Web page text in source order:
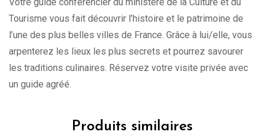
Votre guide conférencier du ministère de la Culture et du
Tourisme vous fait découvrir l’histoire et le patrimoine de
l’une des plus belles villes de France. Grâce à lui/elle, vous
arpenterez les lieux les plus secrets et pourrez savourer
les traditions culinaires. Réservez votre visite privée avec
un guide agréé.
Produits similaires